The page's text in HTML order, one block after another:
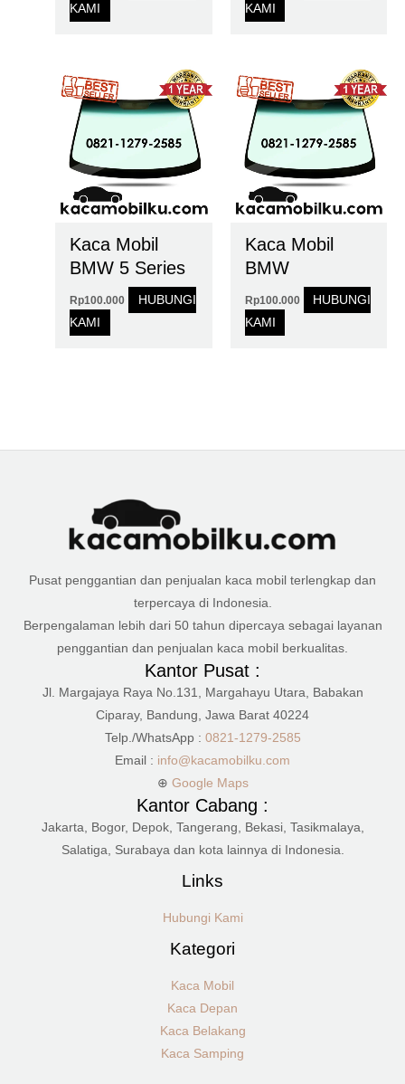
KAMI
KAMI
Kaca Mobil
BMW 5 Series
Rp100.000
HUBUNGI
KAMI
Kaca Mobil
BMW
Rp100.000
HUBUNGI
KAMI
Pusat penggantian dan penjualan kaca mobil terlengkap dan
terpercaya di Indonesia.
Berpengalaman lebih dari 50 tahun dipercaya sebagai layanan
penggantian dan penjualan kaca mobil berkualitas.
Kantor Pusat :
Jl. Margajaya Raya No.131, Margahayu Utara, Babakan
Ciparay, Bandung, Jawa Barat 40224
Telp./WhatsApp : 0821-1279-2585
Email : info@kacamobilku.com
⊕ Google Maps
Kantor Cabang :
Jakarta, Bogor, Depok, Tangerang, Bekasi, Tasikmalaya,
Salatiga, Surabaya dan kota lainnya di Indonesia.
Links
Hubungi Kami
Kategori
Kaca Mobil
Kaca Depan
Kaca Belakang
Kaca Samping